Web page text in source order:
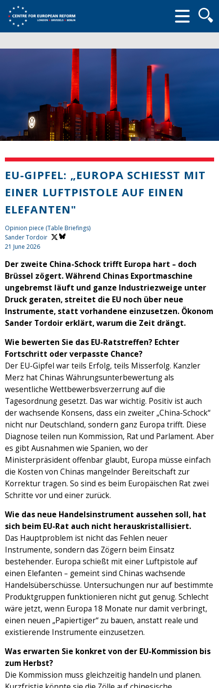
form
EU-GIPFEL: „EUROPA SCHIESST MIT E
INER LUFTPISTOLE AUF EINEN E
LEFANTEN"
Opinion piece (Table Briefings)
Sander Tordoir
21 June 2026
Der zweite China-Schock trifft Europa hart – doch
Brüssel zögert. Während Chinas Exportmaschine
ungebremst läuft und ganze Industriezweige unter
Druck geraten, streitet die EU noch über neue
Instrumente, statt vorhandene einzusetzen. Ökonom
Sander Tordoir erklärt, warum die Zeit drängt.
Wie bewerten Sie das EU-Ratstreffen? Echter
Fortschritt oder verpasste Chance?
Der EU-Gipfel war teils Erfolg, teils Misserfolg. Kanzler
Merz hat Chinas Währungsunterbewertung als
wesentliche Wettbewerbsverzerrung auf die
Tagesordnung gesetzt. Das war wichtig. Positiv ist auch
der wachsende Konsens, dass ein zweiter „China-Schock“
nicht nur Deutschland, sondern ganz Europa trifft. Diese
Diagnose teilen nun Kommission, Rat und Parlament. Aber
es gibt Ausnahmen wie Spanien, wo der
Ministerpräsident offenbar glaubt, Europa müsse einfach
die Kosten von Chinas mangelnder Bereitschaft zur
Korrektur tragen. So sind es beim Europäischen Rat zwei
Schritte vor und einer zurück.
Wie das neue Handelsinstrument aussehen soll, hat
sich beim EU-Rat auch nicht herauskristallisiert.
Das Hauptproblem ist nicht das Fehlen neuer
Instrumente, sondern das Zögern beim Einsatz
bestehender. Europa schießt mit einer Luftpistole auf
einen Elefanten – gemeint sind Chinas wachsende
Handelsüberschüsse. Untersuchungen nur auf bestimmte
Produktgruppen funktionieren nicht gut genug. Schlecht
wäre jetzt, wenn Europa 18 Monate nur damit verbringt,
einen neuen „Papiertiger“ zu bauen, anstatt reale und
existierende Instrumente einzusetzen.
Was erwarten Sie konkret von der EU-Kommission bis
zum Herbst?
Die Kommission muss gleichzeitig handeln und planen.